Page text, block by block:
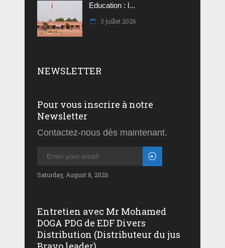
Education : l...
3 juillet 2026
NEWSLETTER
Pour vous inscrire à notre
Newsletter
Contactez-nous dès maintenant.
Saturday, August 8, 2026
Entretien avec Mr Mohamed
DOGA PDG de EDF Divers
Distribution (Distributeur du jus